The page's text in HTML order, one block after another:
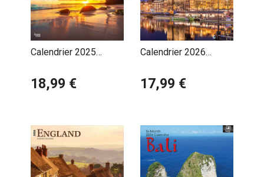
Calendrier 2025
de Rêves
18,99 €
Calendrier 2026
Hollande
17,99 €